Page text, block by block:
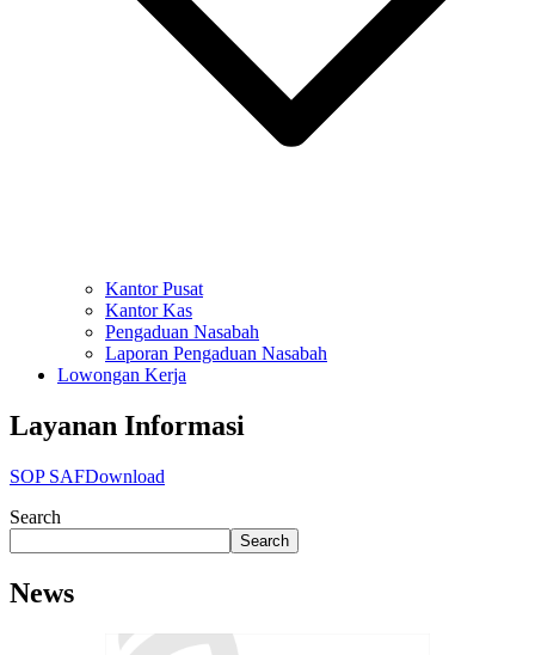
Kantor Pusat
Kantor Kas
Pengaduan Nasabah
Laporan Pengaduan Nasabah
Lowongan Kerja
Layanan Informasi
SOP SAFDownload
Search
Search
News